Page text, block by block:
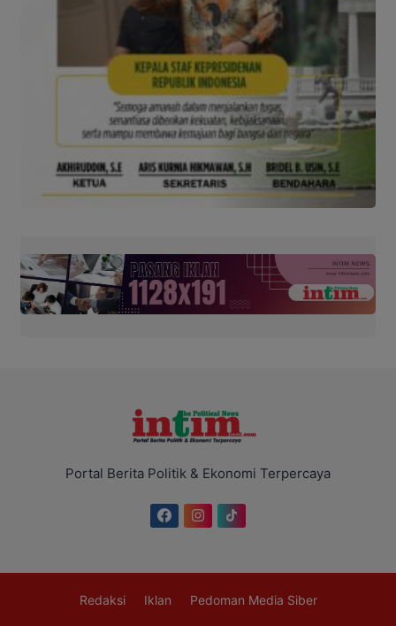
Portal Berita Politik & Ekonomi Terpercaya
Redaksi Iklan Pedoman Media Siber